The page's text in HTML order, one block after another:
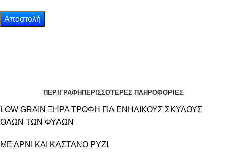
ΠΕΡΙΓΡΑΦΗ ΠΕΡΙΣΣΟΤΕΡΕΣ ΠΛΗΡΟΦΟΡΙΕΣ
LOW GRAIN ΞΗΡΑ ΤΡΟΦΗ ΓΙΑ ΕΝΗΛΙΚΟΥΣ ΣΚΥΛΟΥΣ
ΟΛΩΝ ΤΩΝ ΦΥΛΩΝ
ΜΕ ΑΡΝΙ ΚΑΙ ΚΑΣΤΑΝΟ ΡΥΖΙ